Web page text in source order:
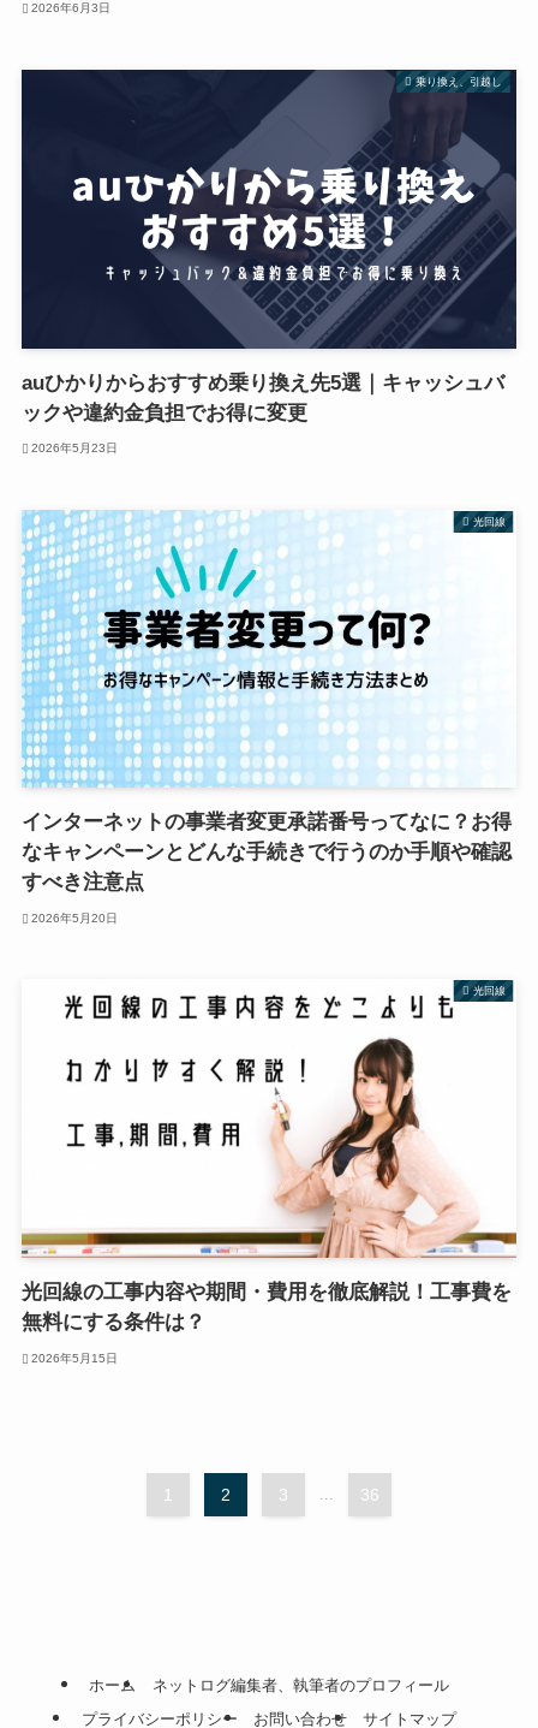
2026年6月3日
乗り換え、引越し
auひかりからおすすめ乗り換え先5選｜キャッシュバ
ックや違約金負担でお得に変更
2026年5月23日
光回線
インターネットの事業者変更承諾番号ってなに？お得
なキャンペーンとどんな手続きで行うのか手順や確認
すべき注意点
2026年5月20日
光回線
光回線の工事内容や期間・費用を徹底解説！工事費を
無料にする条件は？
2026年5月15日
1 2 3 ... 36
ホーム
ネットログ編集者、執筆者のプロフィール
プライバシーポリシー
お問い合わせ サイトマップ